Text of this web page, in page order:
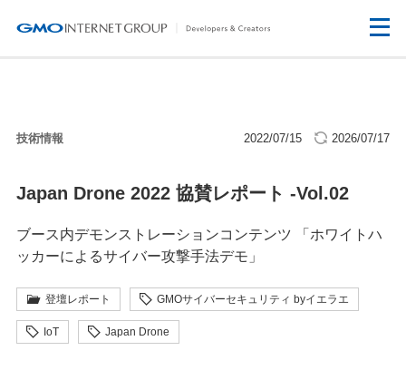
技術情報 2022/07/15 2026/07/17
Japan Drone 2022 協賛レポート -Vol.02
ブース内デモンストレーションコンテンツ 「ホワイトハ
ッカーによるサイバー攻撃手法デモ」
登壇レポート GMOサイバーセキュリティ byイエラエ
IoT Japan Drone